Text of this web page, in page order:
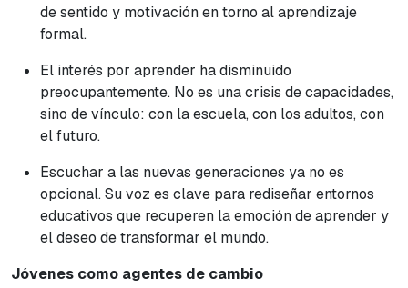
de sentido y motivación en torno al aprendizaje
formal.
El interés por aprender ha disminuido
preocupantemente. No es una crisis de capacidades,
sino de vínculo: con la escuela, con los adultos, con
el futuro.
Escuchar a las nuevas generaciones ya no es
opcional. Su voz es clave para rediseñar entornos
educativos que recuperen la emoción de aprender y
el deseo de transformar el mundo.
Jóvenes como agentes de cambio